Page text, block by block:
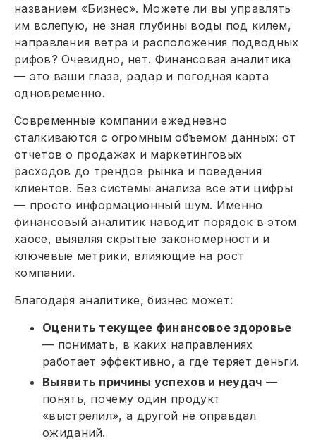
названием «‎Бизнес». Можете ли вы управлять
им вслепую, не зная глубины воды под килем,
направления ветра и расположения подводных
рифов? Очевидно, нет. Финансовая аналитика
— это ваши глаза, радар и погодная карта
одновременно.
Современные компании ежедневно
сталкиваются с огромным объемом данных: от
отчетов о продажах и маркетинговых
расходов до трендов рынка и поведения
клиентов. Без системы анализа все эти цифры
— просто информационный шум. Именно
финансовый аналитик наводит порядок в этом
хаосе, выявляя скрытые закономерности и
ключевые метрики, влияющие на рост
компании.
Благодаря аналитике, бизнес может:
Оценить текущее финансовое здоровье
— понимать, в каких направлениях
работает эффективно, а где теряет деньги.
Выявить причины успехов и неудач —
понять, почему один продукт
«выстрелил», а другой не оправдал
ожиданий.